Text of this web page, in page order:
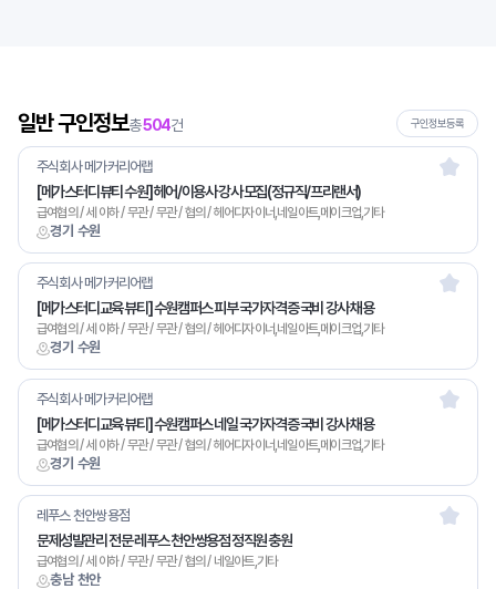
일반 구인정보총504건 구인정보등록
경기 수원
주식회사 메가커리어랩
[메가스터디뷰티 수원] 헤어/이용사 강사 모집(정규직/프리랜서)
급여협의 / 세 이하 / 무관 / 무관 / 협의 / 헤어디자이너,네일아트,메이크업,기타
경기 수원
주식회사 메가커리어랩
[메가스터디교육 뷰티] 수원캠퍼스 피부 국가자격증 국비 강사 채용
급여협의 / 세 이하 / 무관 / 무관 / 협의 / 헤어디자이너,네일아트,메이크업,기타
경기 수원
주식회사 메가커리어랩
[메가스터디교육 뷰티] 수원캠퍼스 네일 국가자격증 국비 강사 채용
급여협의 / 세 이하 / 무관 / 무관 / 협의 / 헤어디자이너,네일아트,메이크업,기타
충남 천안
레푸스 천안쌍용점
문제성발관리 전문 레푸스 천안쌍용점 정직원 충원
급여협의 / 세 이하 / 무관 / 무관 / 협의 / 네일아트,기타